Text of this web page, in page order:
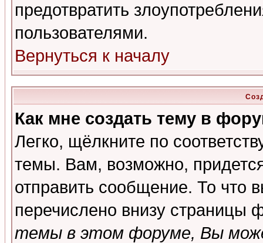
предотвратить
пользователями.
Вернуться к началу
Как мне создать тему в
Легко, щёлкните по
темы. Вам, возможно,
отправить сообщение. То что
перечислено внизу страницы
темы в этом форуме, Вы